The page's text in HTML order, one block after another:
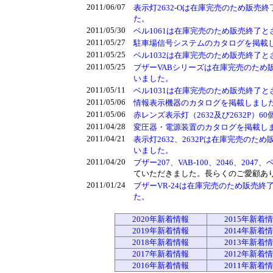
2011/06/07
表示灯2632-Oは在庫完売のため販売
た。
2011/05/30
ベル1061は在庫完売のため販売終了
2011/05/27
駐車場信号システムのカタログを掲載
2011/05/25
ベル1032は在庫完売のため販売終了
2011/05/25
ブザーVABシリーズは在庫完売のため
いました。
2011/05/11
ベル1031は在庫完売のため販売終了
2011/05/06
情報表示機器のカタログを掲載しまし
2011/05/06
赤レンズ表示灯（2632及び2632P）
2011/04/28
変圧器・電源装置のカタログを掲載し
2011/04/21
表示灯2632、2632Pは在庫完売のため
いました。
2011/04/20
ブザー207、VAB-100、2046、2047、
ていただきました。長らくのご愛顧あ
2011/01/24
ブザーVR-24は在庫完売のため販売終
た。
2020年新着情報
2015年新着
2019年新着情報
2014年新着
2018年新着情報
2013年新着
2017年新着情報
2012年新着
2016年新着情報
2011年新着